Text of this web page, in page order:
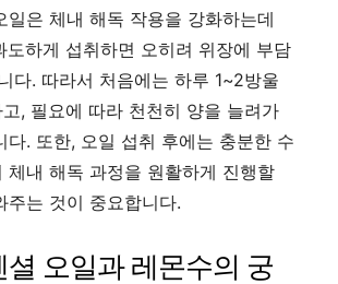
일은 체내 해독 작용을 강화하는데
도하게 섭취하면 오히려 위장에 부담
다. 따라서 처음에는 하루 1~2방울
, 필요에 따라 천천히 양을 늘려가
다. 또한, 오일 섭취 후에는 충분한 수
체내 해독 과정을 원활하게 진행할
주는 것이 중요합니다.
셜 오일과 레몬수의 궁